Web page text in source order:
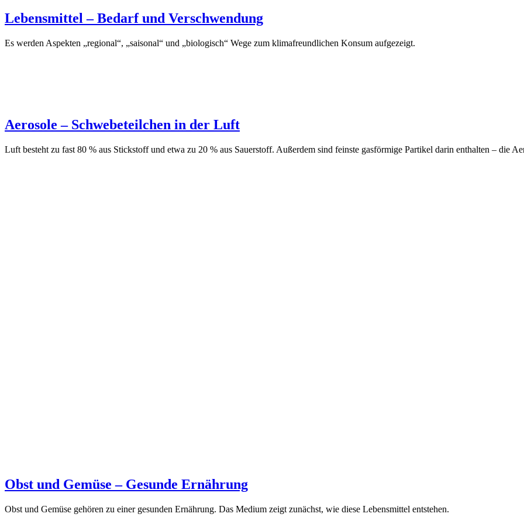
Lebensmittel – Bedarf und Verschwendung
Es werden Aspekten „regional“, „saisonal“ und „biologisch“ Wege zum klimafreundlichen Konsum aufgezeigt.
Aerosole – Schwebeteilchen in der Luft
Luft besteht zu fast 80 % aus Stickstoff und etwa zu 20 % aus Sauerstoff. Außerdem sind feinste gasförmige Partikel darin enthalten – die
Obst und Gemüse – Gesunde Ernährung
Obst und Gemüse gehören zu einer gesunden Ernährung. Das Medium zeigt zunächst, wie diese Lebensmittel entstehen.